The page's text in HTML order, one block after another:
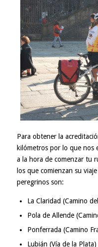
Para obtener la
kilómetros por lo que nos
a la hora de comenzar tu
los que comienzan su
peregrinos son:
La Claridad (Camino
Pola de Allende
Ponferrada (Camino
Lubián (Vía de la Plata)